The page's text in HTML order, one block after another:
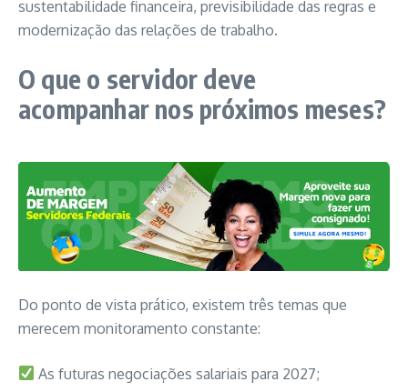
sustentabilidade financeira, previsibilidade das regras e
modernização das relações de trabalho.
O que o servidor deve
acompanhar nos próximos meses?
Do ponto de vista prático, existem três temas que
merecem monitoramento constante:
As futuras negociações salariais para 2027;